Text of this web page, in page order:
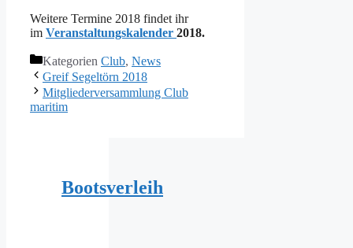
Weitere Termine 2018 findet ihr
im Veranstaltungskalender 2018.
Kategorien Club, News
Greif Segeltörn 2018
Mitgliederversammlung Club
maritim
Bootsverleih